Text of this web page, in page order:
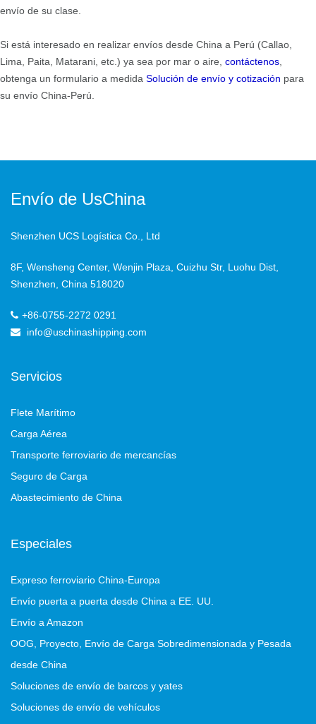
envío de su clase.
Si está interesado en realizar envíos desde China a Perú (Callao,
Lima, Paita, Matarani, etc.) ya sea por mar o aire, contáctenos
obtenga un formulario a medida Solución de envío y cotización para
su envío China-Perú.
Envío de UsChina
Shenzhen UCS Logística Co., Ltd
8F, Wensheng Center, Wenjin Plaza, Cuizhu Str, Luohu Dist,
Shenzhen, China 518020
+86-0755-2272 0291
info@uschinashipping.com
Servicios
Flete Marítimo
Carga Aérea
Transporte ferroviario de mercancías
Seguro de Carga
Abastecimiento de China
Especiales
Expreso ferroviario China-Europa
Envío puerta a puerta desde China a EE. UU.
Envío a Amazon
OOG, Proyecto, Envío de Carga Sobredimensionada y Pesada
desde China
Soluciones de envío de barcos y yates
Soluciones de envío de vehículos